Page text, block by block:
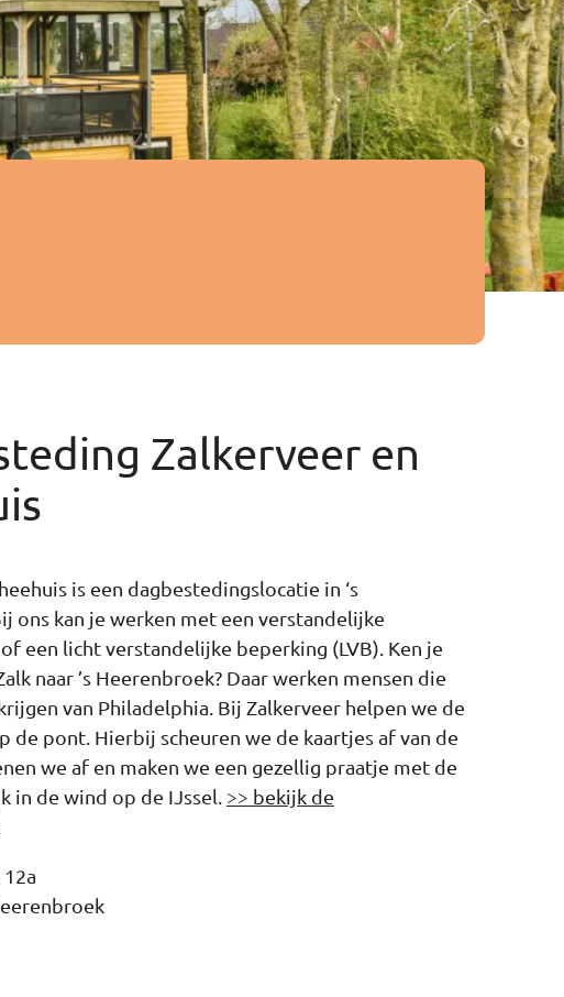
Zalkerveer en
is een dagbestedingslocatie in ‘s
ons kan je werken met een verstandelijke
een licht verstandelijke beperking (LVB). Ken je
naar ’s Heerenbroek? Daar werken mensen die
van Philadelphia. Bij Zalkerveer helpen we de
de pont. Hierbij scheuren we de kaartjes af van de
we af en maken we een gezellig praatje met de
in de wind op de IJssel. >> bekijk de